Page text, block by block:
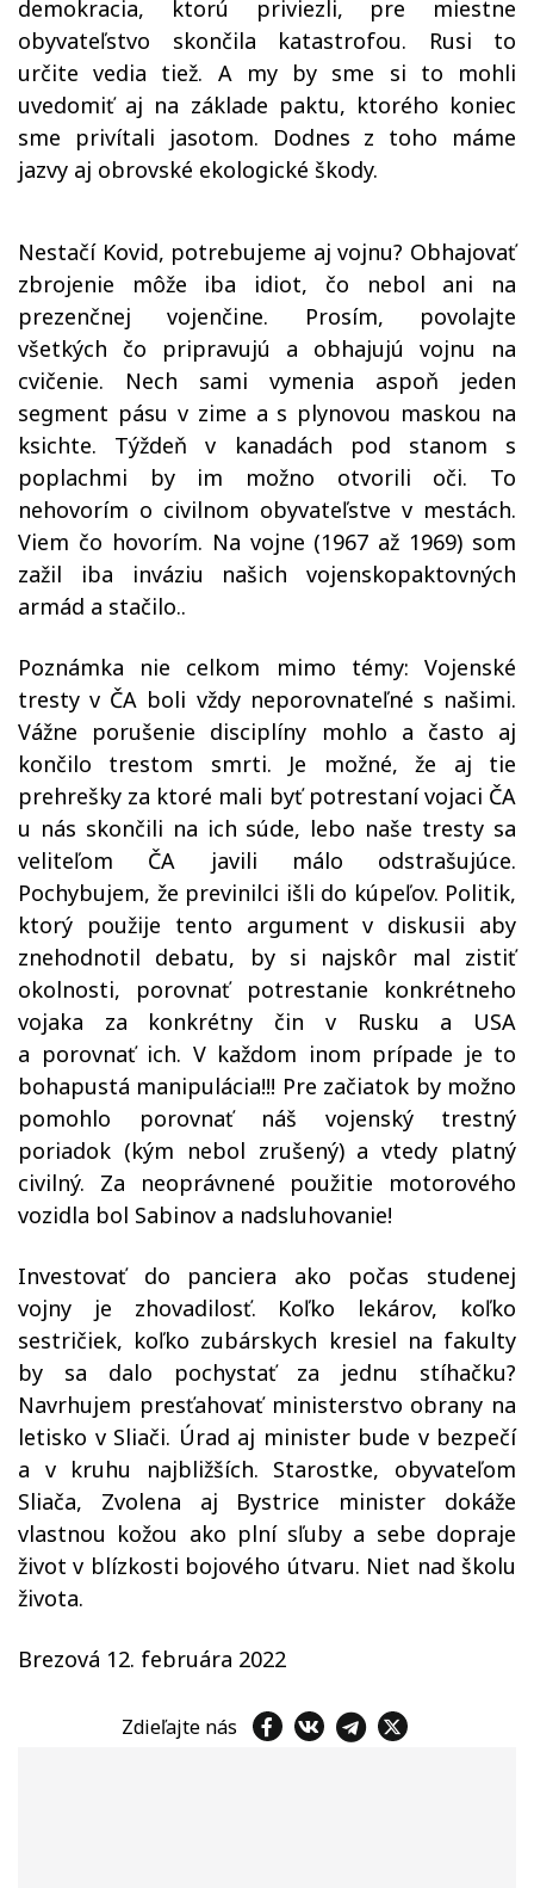
demokracia, ktorú priviezli, pre miestne
obyvateľstvo skončila katastrofou. Rusi to
určite vedia tiež. A my by sme si to mohli
uvedomiť aj na základe paktu, ktorého koniec
sme privítali jasotom. Dodnes z toho máme
jazvy aj obrovské ekologické škody.
Nestačí Kovid, potrebujeme aj vojnu? Obhajovať
zbrojenie môže iba idiot, čo nebol ani na
prezenčnej vojenčine. Prosím, povolajte
všetkých čo pripravujú a obhajujú vojnu na
cvičenie. Nech sami vymenia aspoň jeden
segment pásu v zime a s plynovou maskou na
ksichte. Týždeň v kanadách pod stanom s
poplachmi by im možno otvorili oči. To
nehovorím o civilnom obyvateľstve v mestách.
Viem čo hovorím. Na vojne (1967 až 1969) som
zažil iba inváziu našich vojenskopaktovných
armád a stačilo..
Poznámka nie celkom mimo témy: Vojenské
tresty v ČA boli vždy neporovnateľné s našimi.
Vážne porušenie disciplíny mohlo a často aj
končilo trestom smrti. Je možné, že aj tie
prehrešky za ktoré mali byť potrestaní vojaci ČA
u nás skončili na ich súde, lebo naše tresty sa
veliteľom ČA javili málo odstrašujúce.
Pochybujem, že previnilci išli do kúpeľov. Politik,
ktorý použije tento argument v diskusii aby
znehodnotil debatu, by si najskôr mal zistiť
okolnosti, porovnať potrestanie konkrétneho
vojaka za konkrétny čin v Rusku a USA
a porovnať ich. V každom inom prípade je to
bohapustá manipulácia!!! Pre začiatok by možno
pomohlo porovnať náš vojenský trestný
poriadok (kým nebol zrušený) a vtedy platný
civilný. Za neoprávnené použitie motorového
vozidla bol Sabinov a nadsluhovanie!
Investovať do panciera ako počas studenej
vojny je zhovadilosť. Koľko lekárov, koľko
sestričiek, koľko zubárskych kresiel na fakulty
by sa dalo pochystať za jednu stíhačku?
Navrhujem presťahovať ministerstvo obrany na
letisko v Sliači. Úrad aj minister bude v bezpečí
a v kruhu najbližších. Starostke, obyvateľom
Sliača, Zvolena aj Bystrice minister dokáže
vlastnou kožou ako plní sľuby a sebe dopraje
život v blízkosti bojového útvaru. Niet nad školu
života.
Brezová 12. februára 2022
Zdieľajte nás